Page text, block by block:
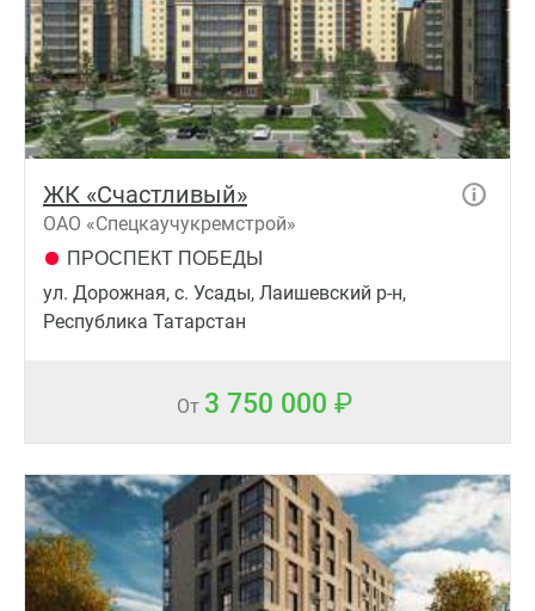
ЖК «Счастливый»
ОАО «Спецкаучукремстрой»
ПРОСПЕКТ ПОБЕДЫ
ул. Дорожная, с. Усады, Лаишевский р-н,
Республика Татарстан
От 3 750 000